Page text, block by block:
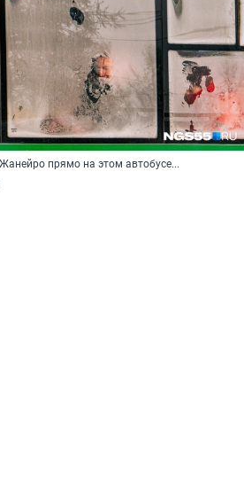
прямо на этом автобусе...